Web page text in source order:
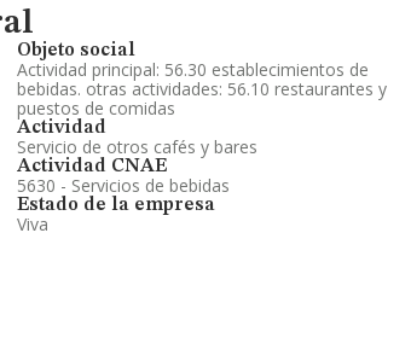
Objeto social
Actividad principal: 56.30 establecimientos de
bebidas. otras actividades: 56.10 restaurantes y
puestos de comidas
Actividad
Servicio de otros cafés y bares
Actividad CNAE
5630 - Servicios de bebidas
Estado de la empresa
Viva